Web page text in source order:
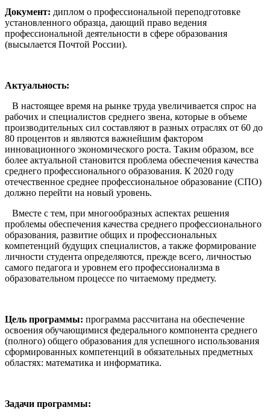
Документ: диплом о профессиональной переподготовке
установленного образца, дающий право ведения
профессиональной деятельности в сфере образования
(высылается Почтой России).
Актуальность:
В настоящее время на рынке труда увеличивается спрос на
рабочих и специалистов среднего звена, которые в объеме
производительных сил составляют в разных отраслях от 60 до
80 процентов и являются важнейшим фактором
инновационного экономического роста. Таким образом, все
более актуальной становится проблема обеспечения качества
среднего профессионального образования. К 2020 году
отечественное среднее профессиональное образование (СПО)
должно перейти на новый уровень.
Вместе с тем, при многообразных аспектах решения
проблемы обеспечения качества среднего профессионального
образования, развитие общих и профессиональных
компетенций будущих специалистов, а также формирование
личности студента определяются, прежде всего, личностью
самого педагога и уровнем его профессионализма в
образовательном процессе по читаемому предмету.
Цель программы: программа рассчитана на обеспечение
освоения обучающимися федерального компонента среднего
(полного) общего образования для успешного использования
сформированных компетенций в обязательных предметных
областях: математика и информатика.
Задачи программы: